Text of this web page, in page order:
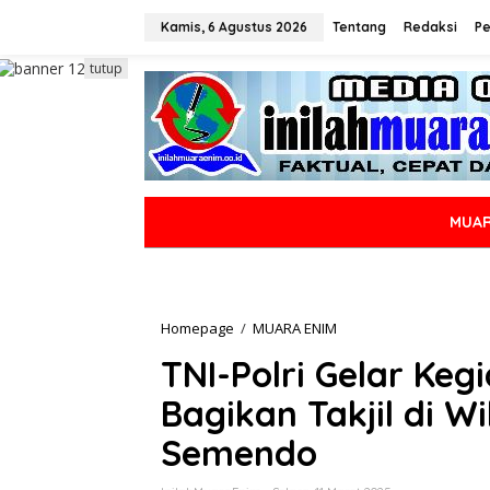
a
Kamis, 6 Agustus 2026 Tentang Redaksi
tutup
Homepage / MUARA ENIM
-
P
o
i
TNI-Polri Gelar
Bagikan Takjil di
Semendo